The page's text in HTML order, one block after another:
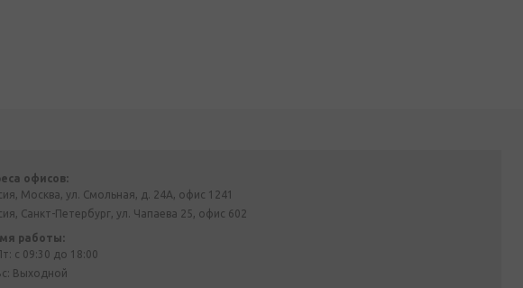
офисов:
Москва, ул. Смольная, д. 24А, офис 1241
Санкт-Петербург, ул. Чапаева 25, офис 602
работы:
с 09:30 до 18:00
Выходной